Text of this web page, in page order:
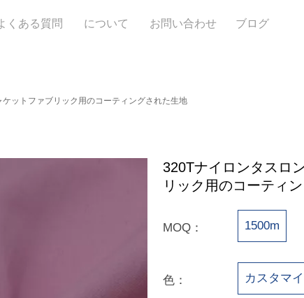
くある質問 について お問い合わせ ブログ
ットファブリック用のコーティングされた生地
320Tナイロンタスロ
リック用のコーティ
MOQ： 1500m
色： カスタマ